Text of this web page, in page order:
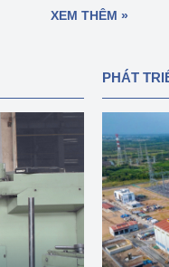
XEM THÊM »
PHÁT